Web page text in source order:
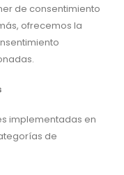
de consentimiento
ofrecemos la
implementadas en
de